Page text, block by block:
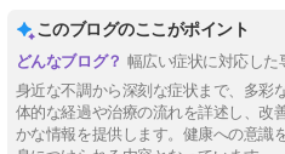
このブログのここがポイント
幅広い症状に対応した
身近な不調から深刻な症状まで、多彩
体的な経過や治療の流れを詳述し、改
かな情報を提供します。健康への意識